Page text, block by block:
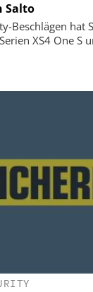
Salto
Beschlägen hat
XS4 One S